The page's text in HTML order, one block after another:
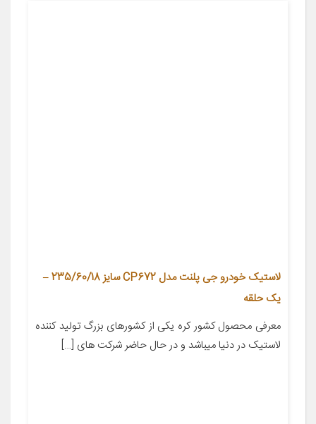
لاستیک خودرو جی پلنت مدل CP672 سایز 235/60/18 –
یک حلقه
معرفی محصول کشور کره یکی از کشورهای بزرگ تولید کننده
لاستیک در دنیا میباشد و در حال حاضر شرکت های […]